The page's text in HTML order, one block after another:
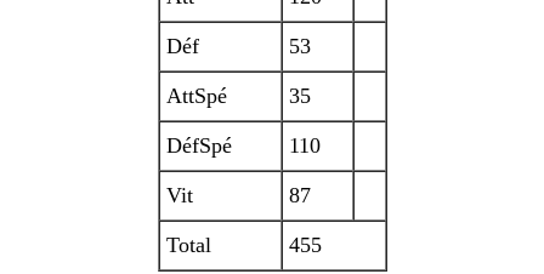
Déf 53
AttSpé 35
DéfSpé 110
Vit 87
Total 455